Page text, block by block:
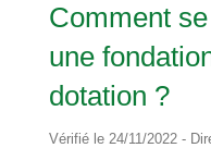
Comment
une
dotation ?
Vérifié le 24/11/2022 -